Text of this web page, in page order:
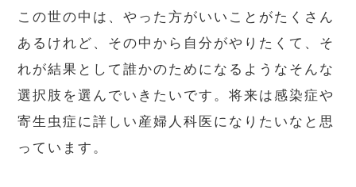
この世の中は、やった方がいいことがたくさん
あるけれど、その中から自分がやりたくて、そ
れが結果として誰かのためになるようなそんな
選択肢を選んでいきたいです。将来は感染症や
寄生虫症に詳しい産婦人科医になりたいなと思
っています。